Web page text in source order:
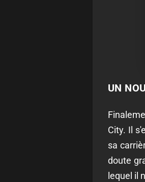
UN
City. Il
sa
doute
lequel il